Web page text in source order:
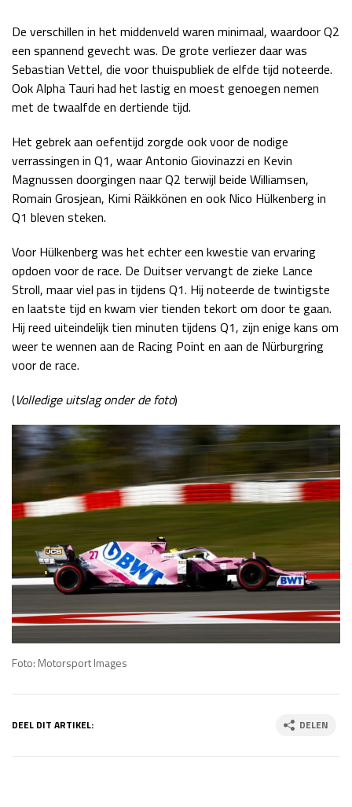
De verschillen in het middenveld waren minimaal, waardoor Q2
een spannend gevecht was. De grote verliezer daar was
Sebastian Vettel, die voor thuispubliek de elfde tijd noteerde.
Ook Alpha Tauri had het lastig en moest genoegen nemen
met de twaalfde en dertiende tijd.
Het gebrek aan oefentijd zorgde ook voor de nodige
verrassingen in Q1, waar Antonio Giovinazzi en Kevin
Magnussen doorgingen naar Q2 terwijl beide Williamsen,
Romain Grosjean, Kimi Räikkönen en ook Nico Hülkenberg in
Q1 bleven steken.
Voor Hülkenberg was het echter een kwestie van ervaring
opdoen voor de race. De Duitser vervangt de zieke Lance
Stroll, maar viel pas in tijdens Q1. Hij noteerde de twintigste
en laatste tijd en kwam vier tienden tekort om door te gaan.
Hij reed uiteindelijk tien minuten tijdens Q1, zijn enige kans om
weer te wennen aan de Racing Point en aan de Nürburgring
voor de race.
(Volledige uitslag onder de foto)
Foto: Motorsport Images
DEEL DIT ARTIKEL: DELEN